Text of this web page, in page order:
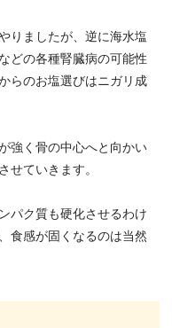
りましたが、逆に海水塩
どの各種腎臓病の可能性
らのお塩選びはニガリ成
強く骨の中心へと向かい
せていきます。
パク質も硬化させるわけ
食感が固くなるのは当然